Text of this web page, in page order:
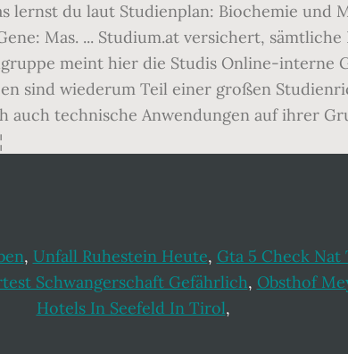
lernst du laut Studienplan: Biochemie und
Mas. ... Studium.at versichert,
meint hier die Studis Online-interne
sind wiederum Teil einer großen
technische Anwendungen auf ihrer
, Unfall Ruhestein Heute, Gta 5 Check Nat
Schwangerschaft Gefährlich, Obsthof
Hotels In Seefeld In Tirol,